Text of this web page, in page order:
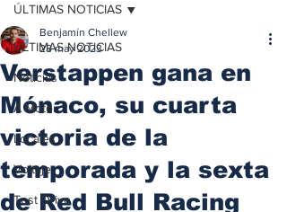
ÚLTIMAS NOTICIAS
Noticias
A Motor
Locales
Voltaje
Test Drive
ÚLTIMAS NOTICIAS
Verstappen gana en
Mónaco, su cuarta
victoria de la
temporada y la sexta
de Red Bull Racing
Benjamín Chellew
28 may 2023